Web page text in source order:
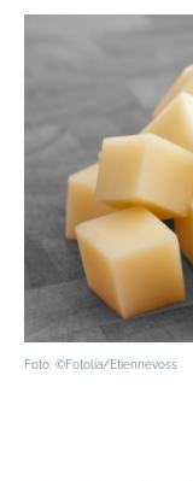
Foto: ©Fotolia/Etiennevoss